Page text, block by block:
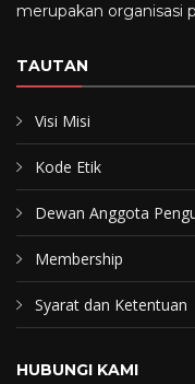
merupakan organisasi
TAUTAN
Visi Misi
Kode Etik
Dewan Anggota
Membership
Syarat dan Ketentuan
HUBUNGI KAMI